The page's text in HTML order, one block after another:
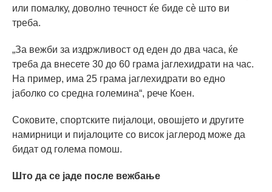
или помалку, доволно течност ќе биде сè што ви
треба.
„За вежби за издржливост од еден до два часа, ќе
треба да внесете 30 до 60 грама јаглехидрати на час.
На пример, има 25 грама јаглехидрати во едно
јаболко со средна големина“, рече Коен.
Соковите, спортските пијалоци, овошјето и другите
намирници и пијалоците со висок јаглерод може да
бидат од голема помош.
Што да се јаде после вежбање